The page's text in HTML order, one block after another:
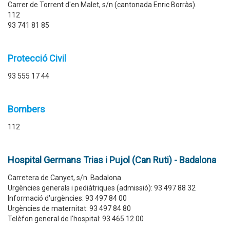
Carrer de Torrent d'en Malet, s/n (cantonada Enric Borràs).
112
93 741 81 85
Protecció Civil
93 555 17 44
Bombers
112
Hospital Germans Trias i Pujol (Can Ruti) - Badalona
Carretera de Canyet, s/n. Badalona
Urgències generals i pediàtriques (admissió): 93 497 88 32
Informació d'urgències: 93 497 84 00
Urgències de maternitat: 93 497 84 80
Telèfon general de l'hospital: 93 465 12 00